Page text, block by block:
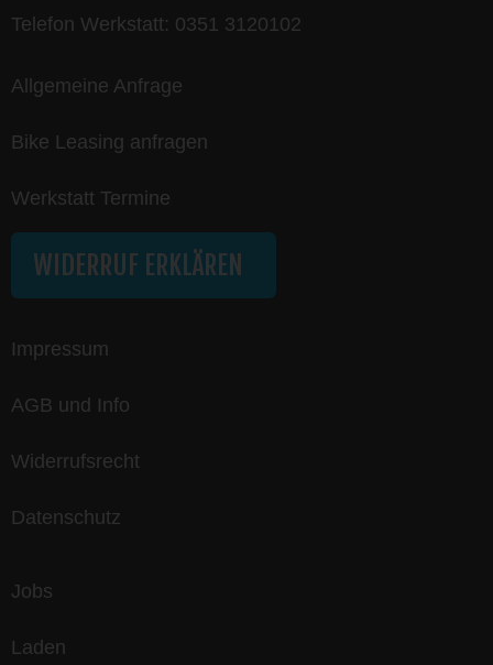
Telefon Werkstatt: 0351 3120102
Allgemeine Anfrage
Bike Leasing anfragen
Werkstatt Termine
WIDERRUF ERKLÄREN
Impressum
AGB und Info
Widerrufsrecht
Datenschutz
Jobs
Laden